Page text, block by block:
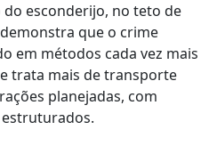
do esconderijo, no teto de
que o crime
em métodos cada vez mais
trata mais de transporte
planejadas, com